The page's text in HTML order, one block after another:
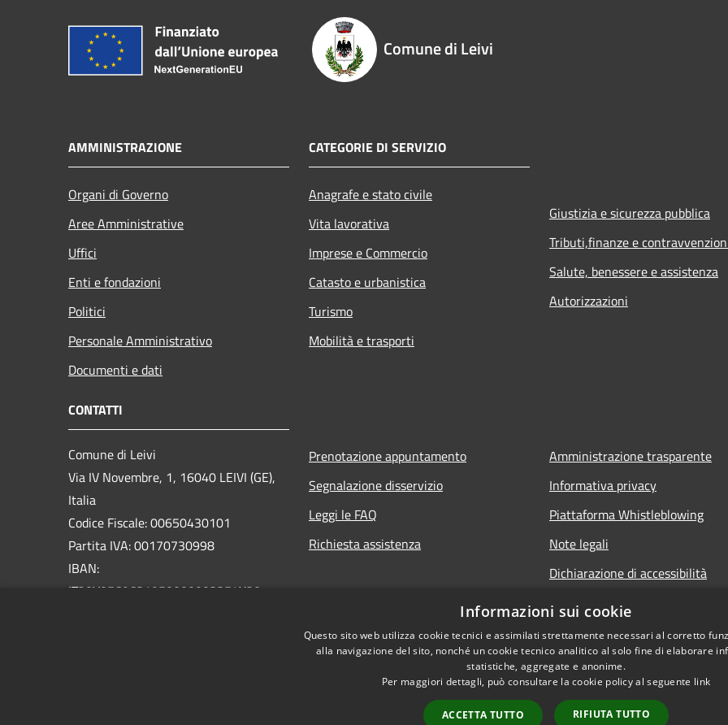
Comune di Leivi
AMMINISTRAZIONE
Organi di Governo
Aree Amministrative
Uffici
Enti e fondazioni
Politici
Personale Amministrativo
Documenti e dati
CATEGORIE DI SERVIZIO
Anagrafe e stato civile
Vita lavorativa
Imprese e Commercio
Catasto e urbanistica
Turismo
Mobilità e trasporti
Giustizia e sicurezza pubblica
Tributi,finanze e
Salute, benessere e assistenza
Autorizzazioni
CONTATTI
Comune di Leivi
Via IV Novembre, 1, 16040 LEIVI (GE),
Italia
Codice Fiscale: 00650430101
Partita IVA: 00170730998
IBAN:
IT20V0569631950000003354X20
Prenotazione appuntamento
Segnalazione disservizio
Leggi le FAQ
Richiesta assistenza
Amministrazione trasparente
Informativa privacy
Piattaforma Whistleblowing
Note legali
Dichiarazione di accessibilità
Informazioni sui cookie
Questo sito web utilizza cookie tecnici e assimilati strettamente necessari al corretto
alla navigazione del sito, nonché un cookie tecnico analitico al solo fine di elaborare
statistiche, aggregate e anonime.
Per maggiori dettagli, può consultare la cookie policy al seguente link
ACCETTA TUTTO RIFIUTA TUTTO